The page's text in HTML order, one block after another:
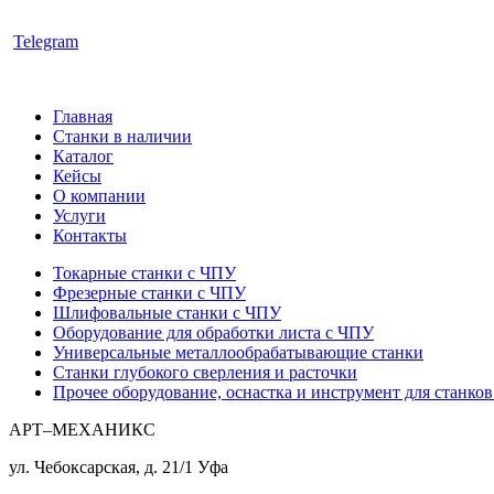
Telegram
Главная
Станки в наличии
Каталог
Кейсы
О компании
Услуги
Контакты
Токарные станки с ЧПУ
Фрезерные станки с ЧПУ
Шлифовальные станки с ЧПУ
Оборудование для обработки листа с ЧПУ
Универсальные металлообрабатывающие станки
Станки глубокого сверления и расточки
Прочее оборудование, оснастка и инструмент для
АРТ–МЕХАНИКС
ул. Чебоксарская, д. 21/1 Уфа